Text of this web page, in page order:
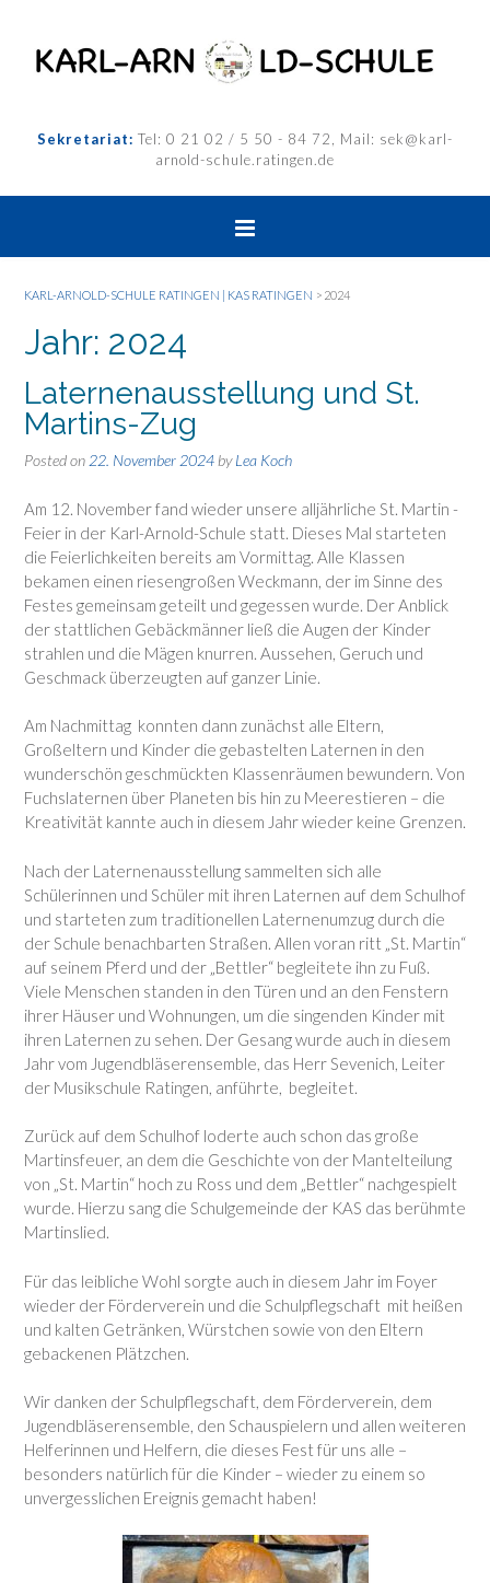
Sekretariat: Tel: 0 21 02 / 5 50 - 84 72, Mail: sek@karl-
arnold-schule.ratingen.de
KARL-ARNOLD-SCHULE RATINGEN | KAS RATINGEN > 2024
Jahr: 2024
Laternenausstellung und St.
Martins-Zug
Posted on22. November 2024byLea Koch
Am 12. November fand wieder unsere alljährliche St. Martin -
Feier in der Karl-Arnold-Schule statt. Dieses Mal starteten
die Feierlichkeiten bereits am Vormittag. Alle Klassen
bekamen einen riesengroßen Weckmann, der im Sinne des
Festes gemeinsam geteilt und gegessen wurde. Der Anblick
der stattlichen Gebäckmänner ließ die Augen der Kinder
strahlen und die Mägen knurren. Aussehen, Geruch und
Geschmack überzeugten auf ganzer Linie.
Am Nachmittag konnten dann zunächst alle Eltern,
Großeltern und Kinder die gebastelten Laternen in den
wunderschön geschmückten Klassenräumen bewundern. Von
Fuchslaternen über Planeten bis hin zu Meerestieren – die
Kreativität kannte auch in diesem Jahr wieder keine Grenzen.
Nach der Laternenausstellung sammelten sich alle
Schülerinnen und Schüler mit ihren Laternen auf dem Schulhof
und starteten zum traditionellen Laternenumzug durch die
der Schule benachbarten Straßen. Allen voran ritt „St. Martin“
auf seinem Pferd und der „Bettler“ begleitete ihn zu Fuß.
Viele Menschen standen in den Türen und an den Fenstern
ihrer Häuser und Wohnungen, um die singenden Kinder mit
ihren Laternen zu sehen. Der Gesang wurde auch in diesem
Jahr vom Jugendbläserensemble, das Herr Sevenich, Leiter
der Musikschule Ratingen, anführte, begleitet.
Zurück auf dem Schulhof loderte auch schon das große
Martinsfeuer, an dem die Geschichte von der Mantelteilung
von „St. Martin“ hoch zu Ross und dem „Bettler“ nachgespielt
wurde. Hierzu sang die Schulgemeinde der KAS das berühmte
Martinslied.
Für das leibliche Wohl sorgte auch in diesem Jahr im Foyer
wieder der Förderverein und die Schulpflegschaft mit heißen
und kalten Getränken, Würstchen sowie von den Eltern
gebackenen Plätzchen.
Wir danken der Schulpflegschaft, dem Förderverein, dem
Jugendbläserensemble, den Schauspielern und allen weiteren
Helferinnen und Helfern, die dieses Fest für uns alle –
besonders natürlich für die Kinder – wieder zu einem so
unvergesslichen Ereignis gemacht haben!